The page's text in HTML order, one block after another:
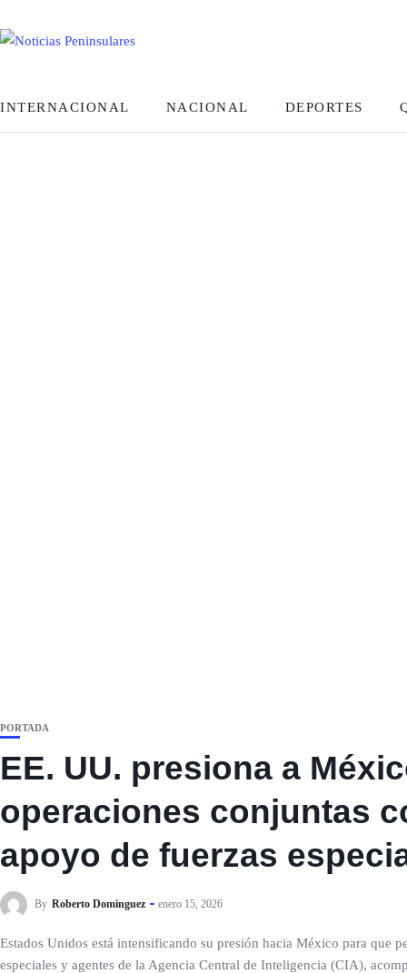
INTERNACIONAL NACIONAL DEPORTES
PORTADA
EE. UU. presiona a
operaciones conjuntas
apoyo de fuerzas
By Roberto Dominguez enero 15, 2026
Estados Unidos está intensificando su presión hacia México para que
especiales y agentes de la Agencia Central de Inteligencia (CIA),